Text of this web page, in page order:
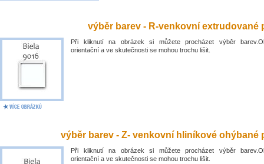
výběr barev - R-venkovní extrudované
Při kliknutí na obrázek si můžete procházet výběr
orientační a ve skutečnosti se mohou trochu lišit.
výběr barev - Z- venkovní hliníkové ohýbané
Při kliknutí na obrázek si můžete procházet výběr
orientační a ve skutečnosti se mohou trochu lišit.